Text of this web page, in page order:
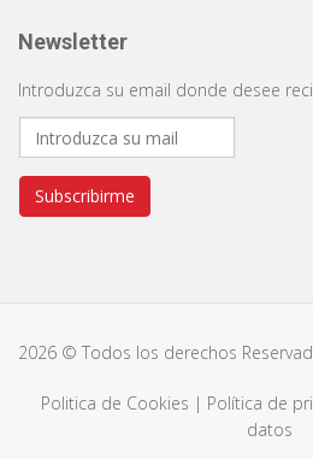
Newsletter
Introduzca su email donde desee
Subscribirme
2026 © Todos los derechos
Politica de Cookies | Política de
datos